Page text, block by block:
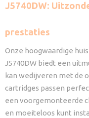
J5740DW:
prestaties
Onze hoogwaardige
J5740DW biedt een
kan wedijveren met de
cartridges passen
een voorgemonteerde
en moeiteloos kunt